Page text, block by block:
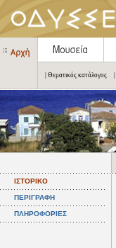
| Θεματικός κατάλογος
ΙΣΤΟΡΙΚΟ
ΠΕΡΙΓΡΑΦΗ
ΠΛΗΡΟΦΟΡΙΕΣ